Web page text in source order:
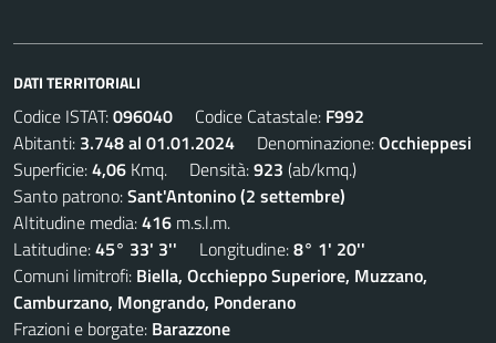
DATI TERRITORIALI
Codice ISTAT:096040 Codice Catastale: F992
Abitanti: 3.748 al 01.01.2024 Denominazione:Occhieppesi
Superficie:4,06 Kmq. Densità:923 (ab/kmq.)
Santo patrono:Sant'Antonino (2 settembre)
Altitudine media:416 m.s.l.m.
Latitudine:45° 33' 3'' Longitudine:8° 1' 20''
Comuni limitrofi: Biella, Occhieppo Superiore, Muzzano,
Camburzano, Mongrando, Ponderano
Frazioni e borgate: Barazzone